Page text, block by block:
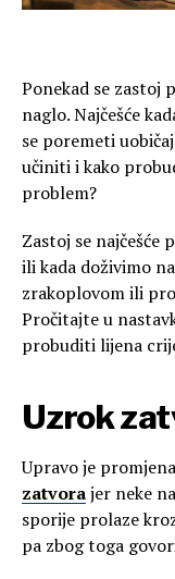
Ponekad se zastoj
naglo. Najčešće
se poremeti
učiniti i kako
problem?
Zastoj se najčešće
ili kada doživimo
zrakoplovom ili
Pročitajte u
probuditi lijena
Uzrok
Upravo je
zatvorajer neke
sporije prolaze
pa zbog toga